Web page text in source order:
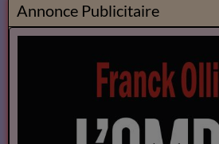
Annonce Publicitaire